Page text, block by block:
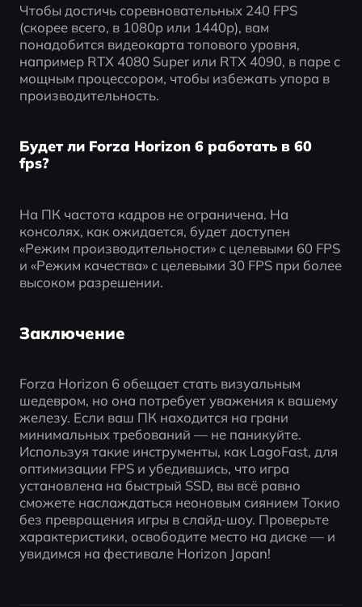
Чтобы достичь соревновательных 240 FPS
(скорее всего, в 1080p или 1440p), вам
понадобится видеокарта топового уровня,
например RTX 4080 Super или RTX 4090, в паре с
мощным процессором, чтобы избежать упора в
производительность.
Будет ли Forza Horizon 6 работать в 60
fps?
На ПК частота кадров не ограничена. На
консолях, как ожидается, будет доступен
«Режим производительности» с целевыми 60 FPS
и «Режим качества» с целевыми 30 FPS при более
высоком разрешении.
Заключение
Forza Horizon 6 обещает стать визуальным
шедевром, но она потребует уважения к вашему
железу. Если ваш ПК находится на грани
минимальных требований — не паникуйте.
Используя такие инструменты, как LagoFast, для
оптимизации FPS и убедившись, что игра
установлена на быстрый SSD, вы всё равно
сможете наслаждаться неоновым сиянием Токио
без превращения игры в слайд-шоу. Проверьте
характеристики, освободите место на диске — и
увидимся на фестивале Horizon Japan!